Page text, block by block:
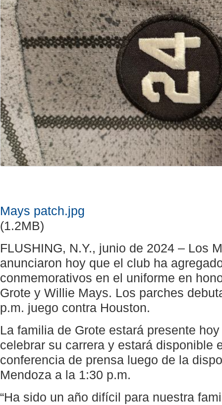
Mays patch.jpg
(1.2MB)
FLUSHING, N.Y., junio de 2024 – Los
anunciaron hoy que el club ha
conmemorativos en el uniforme en
Grote y Willie Mays. Los parches
p.m. juego contra Houston.
La familia de Grote estará presente
celebrar su carrera y estará disponible
conferencia de prensa luego de la
Mendoza a la 1:30 p.m.
“Ha sido un año difícil para nuestra